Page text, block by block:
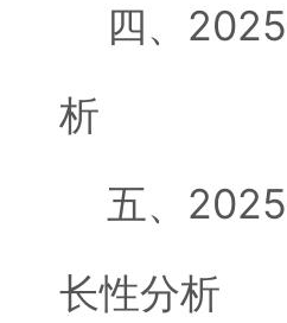
四、
析
五、
长性分析